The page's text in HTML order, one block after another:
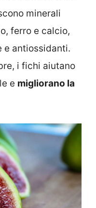
minerali
ferro e calcio,
e antiossidanti.
i fichi aiutano
e migliorano la